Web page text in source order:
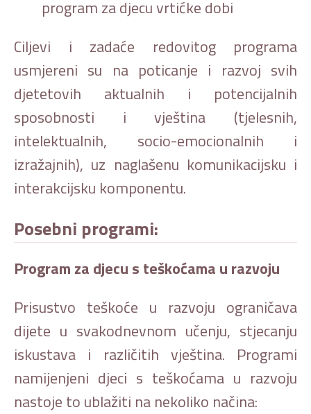
program za djecu vrtićke dobi
Ciljevi i zadaće redovitog programa
usmjereni su na poticanje i razvoj svih
djetetovih aktualnih i potencijalnih
sposobnosti i vještina (tjelesnih,
intelektualnih, socio-emocionalnih i
izražajnih), uz naglašenu komunikacijsku i
interakcijsku komponentu.
Posebni programi:
Program za djecu s teškoćama u razvoju
Prisustvo teškoće u razvoju ograničava
dijete u svakodnevnom učenju, stjecanju
iskustava i različitih vještina. Programi
namijenjeni djeci s teškoćama u razvoju
nastoje to ublažiti na nekoliko načina: